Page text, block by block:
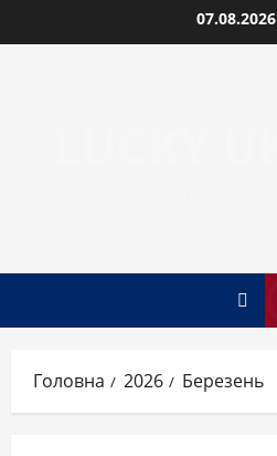
до
07.08.2026
Головна 2026 Березень